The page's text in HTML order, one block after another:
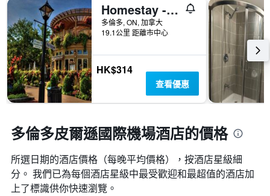
房
間
平
均
價
格
Homestay - A Stunning Chalet-Style Home
多倫多, ON, 加拿大
19.1公里 距離市中心
HK$314
查看優惠
多倫多皮爾遜國際機場酒店的價格
所選日期的酒店價格（每晚平均價格），按酒店星級細
分。 我們已為每個酒店星級中最受歡迎和最超值的酒店加
上了標識供你快速瀏覽。